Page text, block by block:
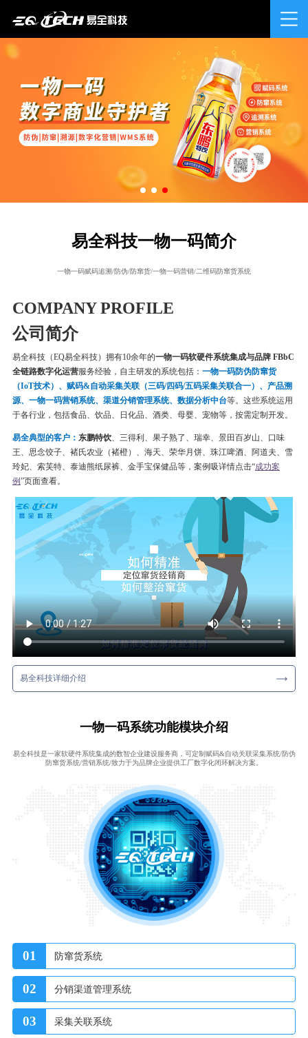
易全科技一物一码简介
一物一码赋码追溯/防伪/防窜货/一物一码营销/二维码防窜货系统
COMPANY PROFILE
公司简介
易全科技（EQ易全科技）拥有10余年的一物一码软硬件系统集成与品牌 FBbC
全链路数字化运营服务经验，自主研发的系统包括： 一物一码防伪防窜货
（IoT技术）、赋码&自动采集关联（三码/四码/五码采集关联合一）、产品溯
源、一物一码营销系统、渠道分销管理系统、数据分析中台等。这些系统运用
于各行业，包括食品、饮品、日化品、酒类、母婴、宠物等，按需定制开发。
易全典型的客户： 东鹏特饮、三得利、果子熟了、瑞幸、 景田百岁山、口味
王、思念饺子、 褚氏农业（褚橙）、 海天、荣华月饼、 珠江啤酒、 阿道夫、雪
玲妃、索芙特、泰迪熊纸尿裤、金手宝保健品等，案例吸详情点击“成功案
例”页面查看。
易全科技详细介绍
一物一码系统功能模块介绍
易全科技是一家软硬件系统集成的数智企业建设服务商，可定制赋码&自动关联采集系统/防伪
防窜货系统/营销系统/致力于为品牌企业提供工厂数字化闭环解决方案。
01 防窜货系统
02 分销渠道管理系统
03 采集关联系统